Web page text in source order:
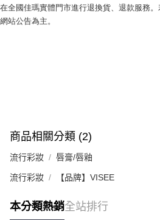
在全國佳瑪實體門市進行退換貨、退款服務
網站公告為主。
商品相關分類 (2)
流行彩妝 唇膏/唇釉
流行彩妝 【品牌】VISEE
本分類熱銷全站排行